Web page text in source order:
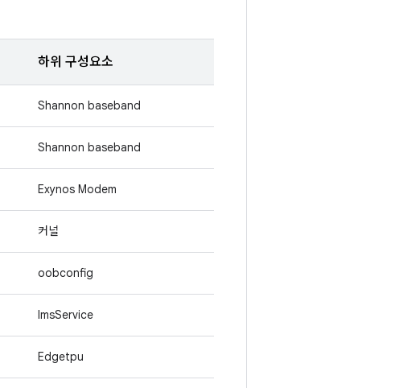
하위 구성요소
Shannon baseband
Shannon baseband
Exynos Modem
커널
oobconfig
ImsService
Edgetpu